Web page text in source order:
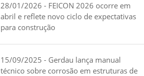
28/01/2026 - FEICON 2026 ocorre em
abril e reflete novo ciclo de expectativas
para construção
15/09/2025 - Gerdau lança manual
técnico sobre corrosão em estruturas de